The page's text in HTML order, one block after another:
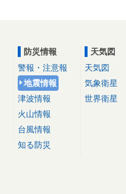
防災情報
警報・注意報
地震情報
津波情報
火山情報
台風情報
知る防災
天気図
天気図
気象衛星
世界衛星